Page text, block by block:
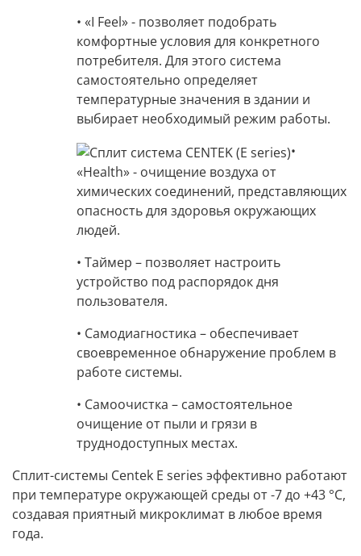
• «I Feel» - позволяет подобрать
комфортные условия для конкретного
потребителя. Для этого система
самостоятельно определяет
температурные значения в здании и
выбирает необходимый режим работы.
•
«Health» - очищение воздуха от
химических соединений, представляющих
опасность для здоровья окружающих
людей.
• Таймер – позволяет настроить
устройство под распорядок дня
пользователя.
• Самодиагностика – обеспечивает
своевременное обнаружение проблем в
работе системы.
• Самоочистка – самостоятельное
очищение от пыли и грязи в
труднодоступных местах.
Сплит-системы Centek E series эффективно работают
при температуре окружающей среды от -7 до +43 °C,
создавая приятный микроклимат в любое время
года.